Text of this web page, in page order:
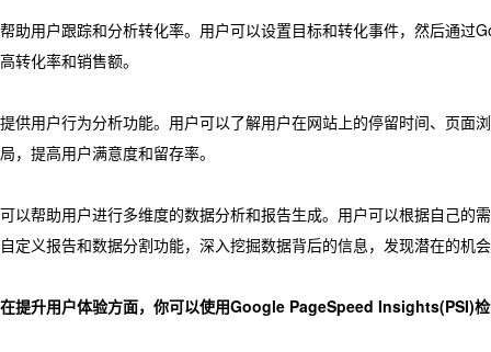
帮助用户跟踪和分析转化率。用户可以设置目标和转化事件，然后通
高转化率和销售额。
提供用户行为分析功能。用户可以了解用户在网站上的停留时间、页面
局，提高用户满意度和留存率。
可以帮助用户进行多维度的数据分析和报告生成。用户可以根据自己的
自定义报告和数据分割功能，深入挖掘数据背后的信息，发现潜在的机
在提升用户体验方面，你可以使用Google PageSpeed Insights(PSI)